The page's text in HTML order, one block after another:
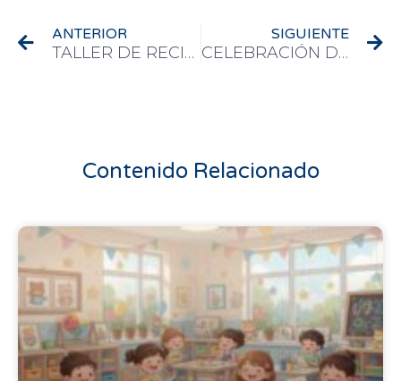
ANTERIOR
TALLER DE RECICLAJE
SIGUIENTE
CELEBRACIÓN DÍA DE LA PAZ 2020.
Contenido Relacionado